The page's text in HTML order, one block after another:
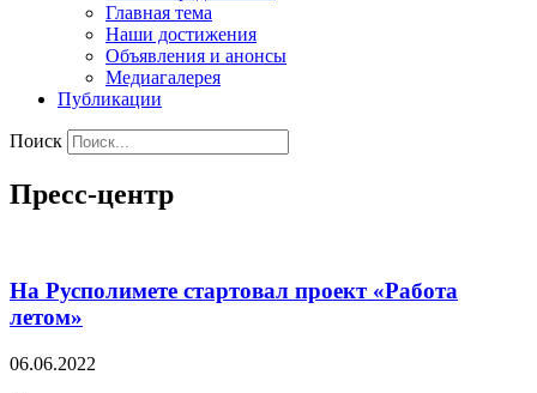
Главная тема
Наши достижения
Объявления и анонсы
Медиагалерея
Публикации
Поиск
Пресс-центр
На Русполимете стартовал проект «Работа
летом»
06.06.2022